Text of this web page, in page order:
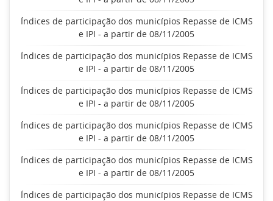
Índices de participação dos municípios Repasse de ICMS
e IPI - a partir de 08/11/2005
Índices de participação dos municípios Repasse de ICMS
e IPI - a partir de 08/11/2005
Índices de participação dos municípios Repasse de ICMS
e IPI - a partir de 08/11/2005
Índices de participação dos municípios Repasse de ICMS
e IPI - a partir de 08/11/2005
Índices de participação dos municípios Repasse de ICMS
e IPI - a partir de 08/11/2005
Índices de participação dos municípios Repasse de ICMS